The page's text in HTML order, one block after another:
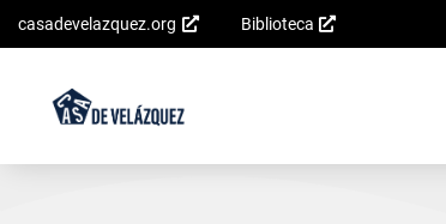
Saltar al
casadevelazquez.org Biblioteca